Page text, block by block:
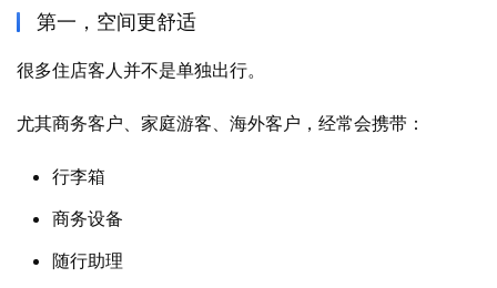
第一，空间更舒适
很多住店客人并不是单独出行。
尤其商务客户、家庭游客、海外客户，经常会携带：
行李箱
商务设备
随行助理